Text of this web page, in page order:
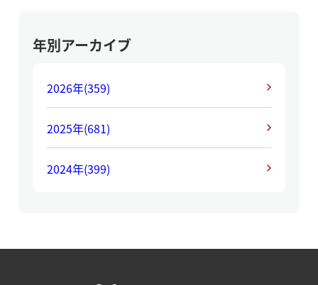
年別アーカイブ
2026年(359)
2025年(681)
2024年(399)